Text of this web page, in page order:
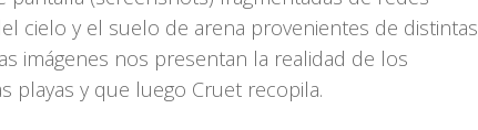
cielo y el suelo de arena provenientes de distintas
imágenes nos presentan la realidad de los
playas y que luego Cruet recopila.